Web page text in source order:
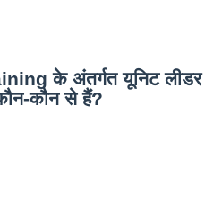
के अंतर्गत यूनिट लीडर
कौन से हैं?